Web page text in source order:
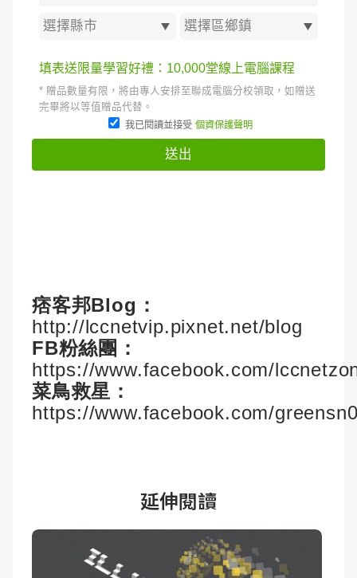
痞客邦Blog：
http://lccnetvip.pixnet.net/blog
FB粉絲團：
https://www.facebook.com/
菜鳥救星：
https://www.facebook.com/
延伸閱讀